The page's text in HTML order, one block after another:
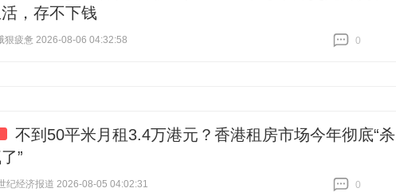
，存不下钱
狠疲惫 2026-08-06 04:32:58
0
不到50平米月租3.4万港元？香港租房市场今年彻底“杀
”
纪经济报道 2026-08-05 04:02:31
0